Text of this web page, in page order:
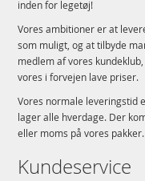
inden for legetøj!
Vores ambitioner er at
som muligt, og at tilbyde
medlem af vores kundeklub,
vores i forvejen lave priser.
Vores normale leveringstid
lager alle hverdage. Der
eller moms på vores pakker.
Kundeservice